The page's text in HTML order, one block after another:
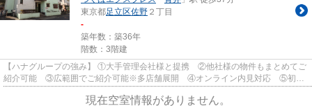
東京都足立区佐野 ２丁目
-
築年数：築36年
階数：3階建
【ハナグループの強み】 ①大手管理会社様と提携 ②他社様の物件もまとめてご
紹介可能 ③広範囲でご紹介可能※多店舗展開 ④オンライン内見対応 ⑤初期
現在空室情報がありません。